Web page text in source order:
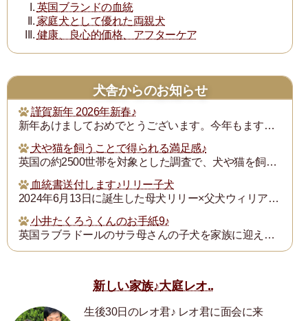
英国ブランドの血統
家庭犬として優れた両親犬
健康、良心的価格、アフターケア
犬舎からのお知らせ
謹賀新年 2026年新春♪
新年あけましておめでとうございます。今年もますます御健勝のこととお慶び申し上げます。また昨年は格別のご厚誼にあずかり、厚く御礼申し上げます。
犬や猫を飼うことで得られる満足感♪
英国の約2500世帯を対象とした調査で、犬や猫を飼うことで得られる満足度は、年収が7万ポンド（約1300万円）増えるのと同じとされたそうです。犬猫を飼っている人...
血統書送付します♪リリー子犬
2024年6月13日に誕生した母犬リリー×父犬ウィリアム子犬のの血統書を飼い主の皆様にお送りいたします。
小井たくろうくんのお手紙9♪
英国ラブラドールのサラ母さんの子犬を家族に迎えられた三重県の小井様は、子犬を「たくろう」と名付け楽しく暮らしておられます。このたび小井様からお写真とお手紙をいた...
新しい家族♪大庭レオ..
生後30日のレオ君♪ レオ君に面会に来